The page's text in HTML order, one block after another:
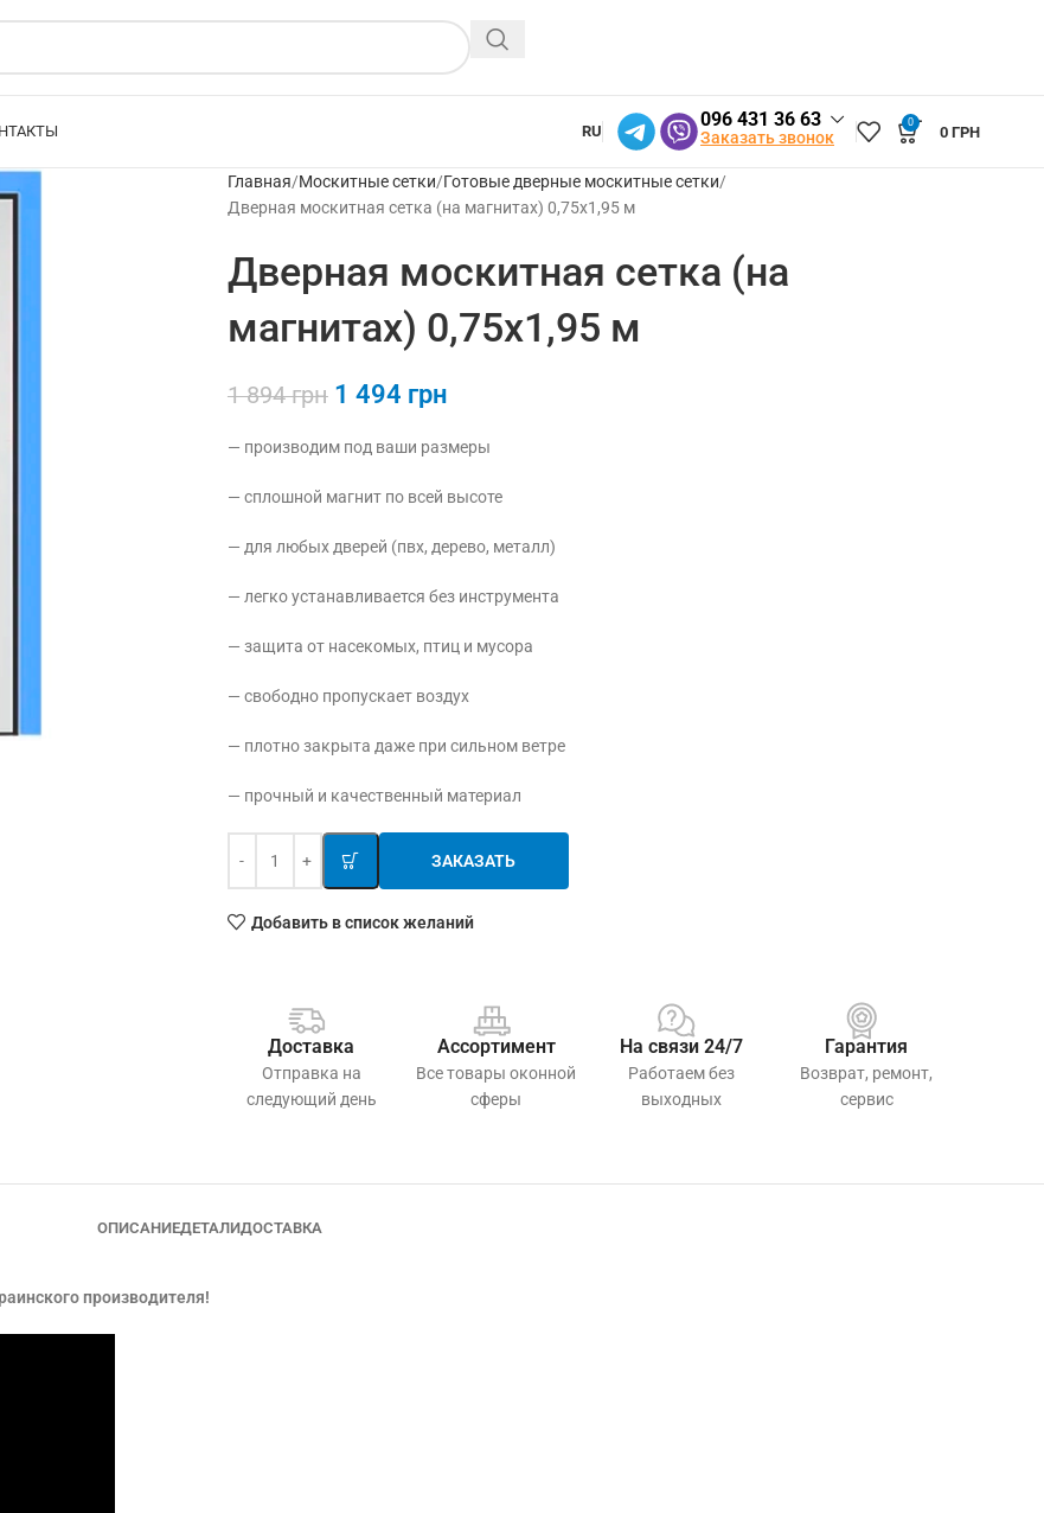
RU
096 431 36 63
Заказать звонок
0
0 ГРН
Главная Москитные сетки Готовые дверные москитные сетки
Дверная москитная сетка (на магнитах) 0,75х1,95 м
Дверная москитная сетка (на
магнитах) 0,75х1,95 м
1 894грн 1 494 грн
— производим под ваши размеры
— сплошной магнит по всей высоте
— для любых дверей (пвх, дерево, металл)
— легко устанавливается без инструмента
— защита от насекомых, птиц и мусора
— свободно пропускает воздух
— плотно закрыта даже при сильном ветре
— прочный и качественный материал
ЗАКАЗАТЬ
Добавить в список желаний
Доставка
Отправка на
следующий день
Ассортимент
Все товары оконной
сферы
На связи 24/7
Работаем без
выходных
Гарантия
Возврат, ремонт,
сервис
ОПИСАНИЕДЕТАЛИДОСТАВКА
производителя!